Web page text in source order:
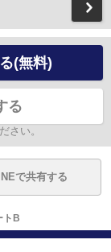
(無料)
る
さい。
で共有する
トB